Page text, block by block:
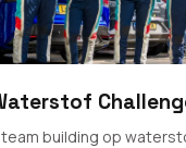
building op